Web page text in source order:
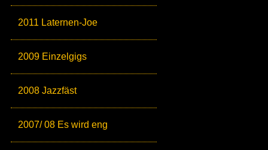
2011 Laternen-Joe
2009 Einzelgigs
2008 Jazzfäst
2007/ 08 Es wird eng